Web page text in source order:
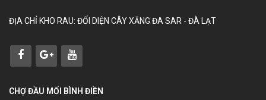
ĐỊA CHỈ KHO RAU: ĐỐI DIỆN CÂY XĂNG ĐA SAR - ĐÀ LẠT
CHỢ ĐẦU MỐI BÌNH ĐIỀN